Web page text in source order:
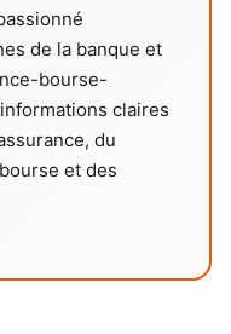
de la banque et
bourse-
claires
du
et des